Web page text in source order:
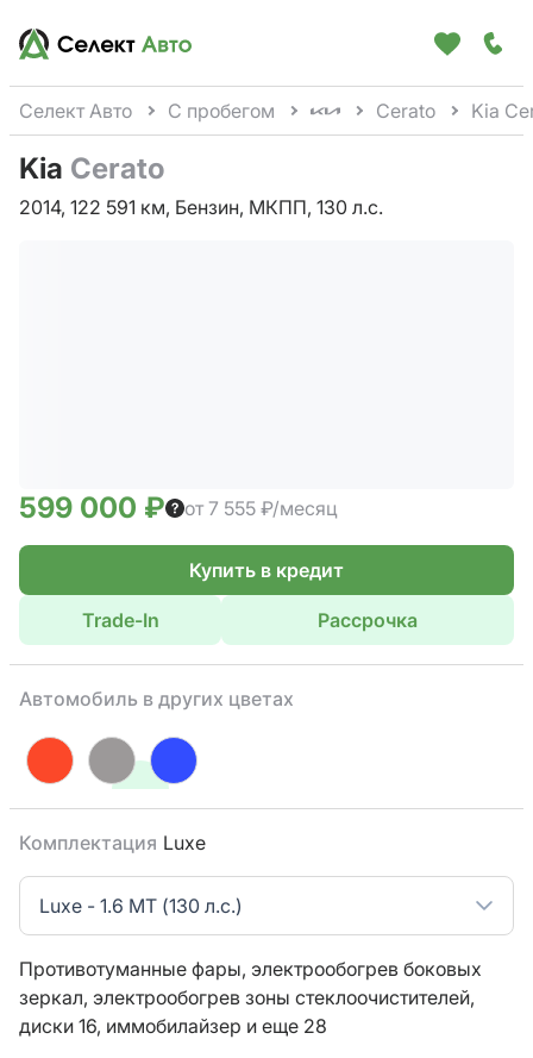
Селект Авто С пробегом Cerato Kia
Kia Cerato
2014, 122 591 км, Бензин, МКПП, 130 л.с.
599 000 ₽ от 7 555 ₽/месяц
Купить в кредит
Trade-In Рассрочка
Автомобиль в других цветах
Комплектация Luxe
Luxe - 1.6 MT (130 л.с.)
Противотуманные фары, электрообогрев боковых
зеркал, электрообогрев зоны стеклоочистителей,
диски 16, иммобилайзер и еще 28